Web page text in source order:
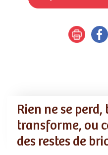
Rien ne se perd,
transforme, ou
des restes de
Ingredients